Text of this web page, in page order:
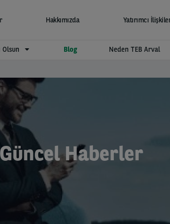
Hakkımızda Yatırımcı
Olsun Blog Neden TEB Arval
Haberler